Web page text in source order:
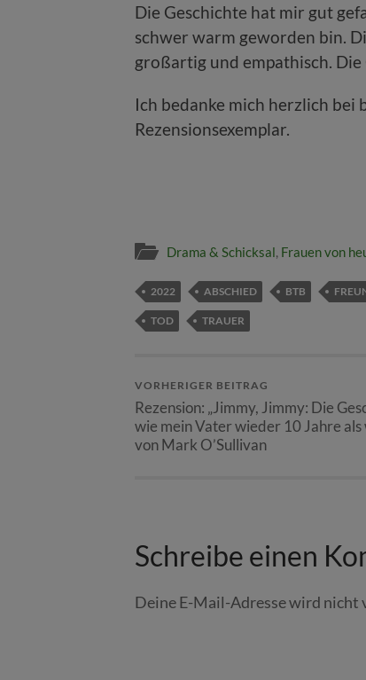
Die Geschichte hat mir gut
schwer warm geworden bin.
großartig und empathisch.
Ich bedanke mich herzlich bei
Rezensionsexemplar.
Drama & Schicksal, Frauen von
2022 ABSCHIED BTB
TOD TRAUER
VORHERIGER BEITRAG
Rezension: „Jimmy, Jimmy: Die
wie mein Vater wieder 10 Jahre als
von Mark O’Sullivan
Schreibe einen
Deine E-Mail-Adresse wird